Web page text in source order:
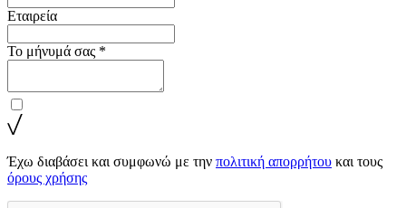
Εταιρεία
Το μήνυμά σας *
Έχω διαβάσει και συμφωνώ με την πολιτική απορρήτου και τους
όρους χρήσης